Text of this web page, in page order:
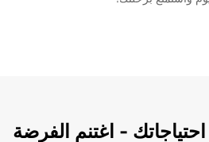
- اغتنم الفرضة